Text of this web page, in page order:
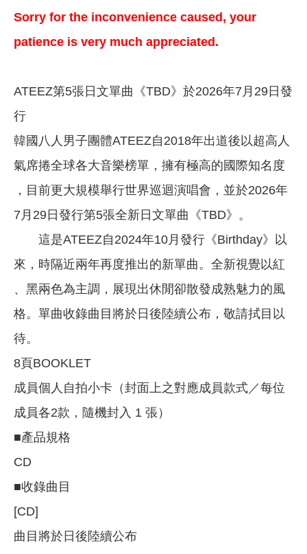
Sorry for the inconvenience caused, your
patience is very much appreciated.
ATEEZ第5張日文單曲《TBD》於2026年7月29日發
行
韓國八人男子團體ATEEZ自2018年出道後以超高人
氣席捲全球各大音樂榜單，擁有極高的國際知名度
，目前更大規模舉行世界巡迴演唱會，並於2026年
7月29日發行第5張全新日文單曲《TBD》。
這是ATEEZ自2024年10月發行《Birthday》以
來，時隔近兩年再度推出的新單曲。全新視覺以紅
、黑兩色為主調，展現出休閒卻散發成熟魅力的風
格。單曲收錄曲目將於日後陸續公布，敬請拭目以
待。
8頁BOOKLET
成員個人自拍小卡（封面上之對應成員款式／每位
成員各2款，隨機封入 1 張）
■產品規格
CD
■收錄曲目
[CD]
曲目將於日後陸續公布